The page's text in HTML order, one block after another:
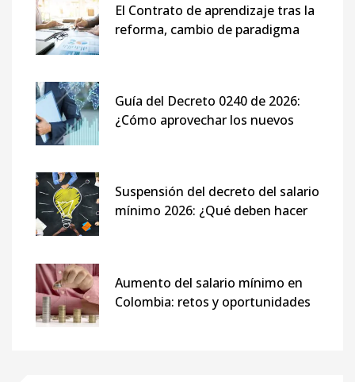
El Contrato de aprendizaje tras la
reforma, cambio de paradigma
Guía del Decreto 0240 de 2026:
¿Cómo aprovechar los nuevos
Suspensión del decreto del salario
mínimo 2026: ¿Qué deben hacer
Aumento del salario mínimo en
Colombia: retos y oportunidades